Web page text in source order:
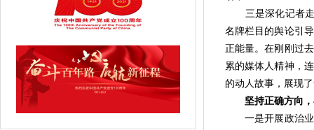
三是深化记者走
名牌栏目的舆论引
正能量。在刚刚过
累的媒体人精神，
的动人故事，展现
坚持正确方向，
一是开展政治业